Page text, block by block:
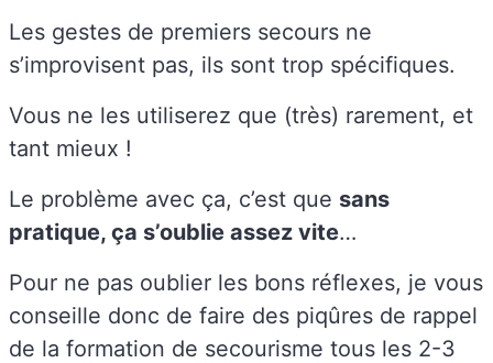
Les gestes de premiers secours ne
s’improvisent pas, ils sont trop spécifiques.
Vous ne les utiliserez que (très) rarement, et
tant mieux !
Le problème avec ça, c’est que sans
pratique, ça s’oublie assez vite…
Pour ne pas oublier les bons réflexes, je vous
conseille donc de faire des piqûres de rappel
de la formation de secourisme tous les 2-3